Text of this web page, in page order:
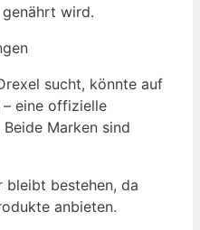
wird.
sucht, könnte auf
– eine offizielle
Marken sind
bleibt bestehen, da
anbieten.